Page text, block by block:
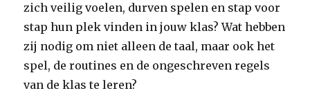
zich veilig voelen, durven spelen en stap voor
stap hun plek vinden in jouw klas? Wat hebben
zij nodig om niet alleen de taal, maar ook het
spel, de routines en de ongeschreven regels
van de klas te leren?